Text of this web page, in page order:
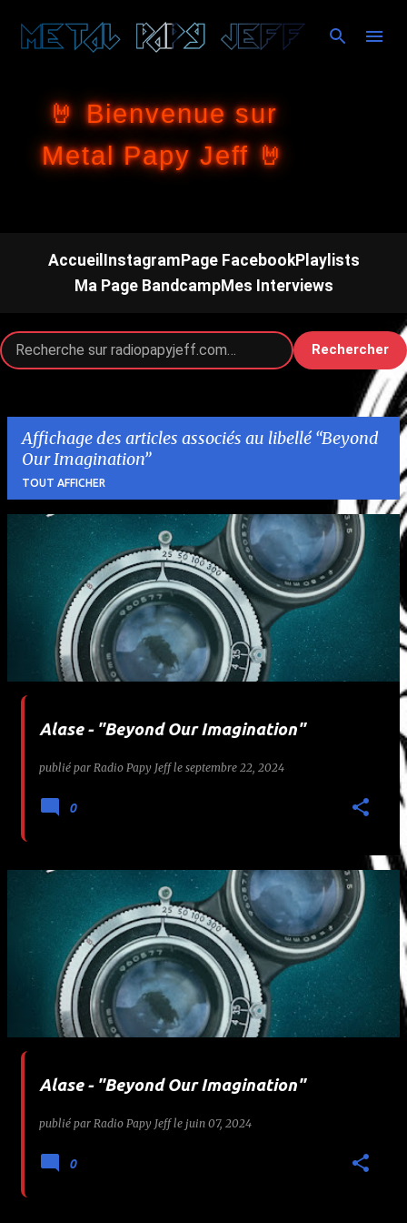
Accéder au contenu principal
🤘 Bienvenue sur
Metal Papy Jeff 🤘
Accueil InstagramPage FacebookPlaylists
Ma Page BandcampMes Interviews
Rechercher
Affichage des articles associés au libellé Beyond
Our Imagination
TOUT AFFICHER
c
Alase - "Beyond Our Imagination"
publié par Radio Papy Jeff le septembre 22, 2024
0
Alase - "Beyond Our Imagination"
publié par Radio Papy Jeff le juin 07, 2024
0